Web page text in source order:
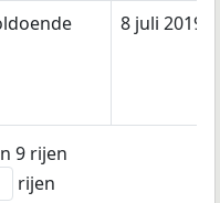
8 juli 2019
9 rijen
rijen